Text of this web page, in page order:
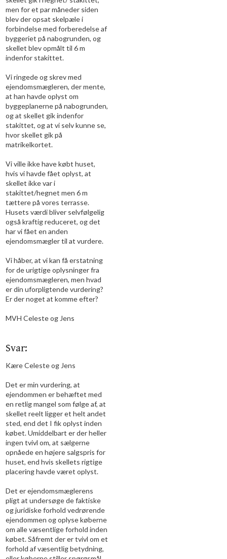
men for et par måneder siden
blev der opsat skelpæle i
forbindelse med forberedelse af
byggeriet på nabogrunden, og
skellet blev opmålt til 6 m
indenfor stakittet.
Vi ringede og skrev med
ejendomsmægleren, der mente,
at han havde oplyst om
byggeplanerne på nabogrunden,
og at skellet gik indenfor
stakittet, og at vi selv kunne se,
hvor skellet gik på
matrikelkortet.
Vi ville ikke have købt huset,
hvis vi havde fået oplyst, at
skellet ikke var i
stakittet/hegnet men 6 m
tættere på vores terrasse.
Husets værdi bliver selvfølgelig
også kraftig reduceret, og det
har vi fået en anden
ejendomsmægler til at vurdere.
Vi håber, at vi kan få erstatning
for de urigtige oplysninger fra
ejendomsmægleren, men hvad
er din uforpligtende vurdering?
Er der noget at komme efter?
MVH Celeste og Jens
Svar:
Kære Celeste og Jens
Det er min vurdering, at
ejendommen er behæftet med
en retlig mangel som følge af, at
skellet reelt ligger et helt andet
sted, end det I fik oplyst inden
købet. Umiddelbart er der heller
ingen tvivl om, at sælgerne
opnåede en højere salgspris for
huset, end hvis skellets rigtige
placering havde været oplyst.
Det er ejendomsmæglerens
pligt at undersøge de faktiske
og juridiske forhold vedrørende
ejendommen og oplyse køberne
om alle væsentlige forhold inden
købet. Såfremt der er tvivl om et
forhold af væsentlig betydning,